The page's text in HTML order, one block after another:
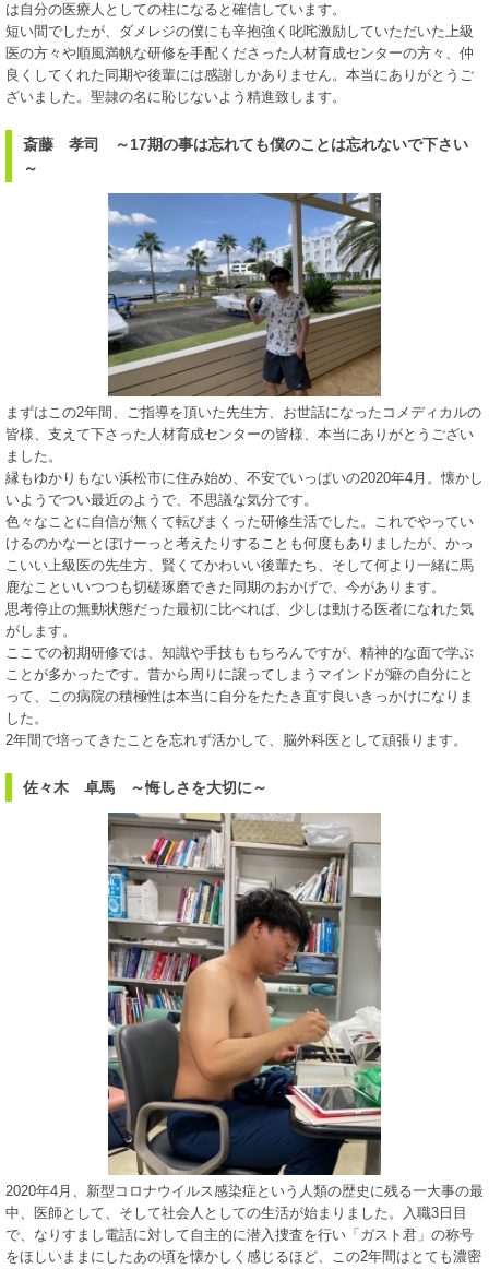
は自分の医療人としての柱になると確信しています。
短い間でしたが、ダメレジの僕にも辛抱強く叱咤激励していただいた上級
医の方々や順風満帆な研修を手配くださった人材育成センターの方々、仲
良くしてくれた同期や後輩には感謝しかありません。本当にありがとうご
ざいました。聖隷の名に恥じないよう精進致します。
斎藤 孝司 ～17期の事は忘れても僕のことは忘れないで下さい
～
まずはこの2年間、ご指導を頂いた先生方、お世話になったコメディカルの
皆様、支えて下さった人材育成センターの皆様、本当にありがとうござい
ました。
縁もゆかりもない浜松市に住み始め、不安でいっぱいの2020年4月。懐かし
いようでつい最近のようで、不思議な気分です。
色々なことに自信が無くて転びまくった研修生活でした。これでやってい
けるのかなーとぼけーっと考えたりすることも何度もありましたが、かっ
こいい上級医の先生方、賢くてかわいい後輩たち、そして何より一緒に馬
鹿なこといいつつも切磋琢磨できた同期のおかげで、今があります。
思考停止の無動状態だった最初に比べれば、少しは動ける医者になれた気
がします。
ここでの初期研修では、知識や手技ももちろんですが、精神的な面で学ぶ
ことが多かったです。昔から周りに譲ってしまうマインドが癖の自分にと
って、この病院の積極性は本当に自分をたたき直す良いきっかけになりま
した。
2年間で培ってきたことを忘れず活かして、脳外科医として頑張ります。
佐々木 卓馬 ～悔しさを大切に～
2020年4月、新型コロナウイルス感染症という人類の歴史に残る一大事の最
中、医師として、そして社会人としての生活が始まりました。入職3日目
で、なりすまし電話に対して自主的に潜入捜査を行い「ガスト君」の称号
をほしいままにしたあの頃を懐かしく感じるほど、この2年間はとても濃密